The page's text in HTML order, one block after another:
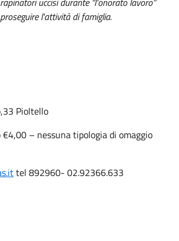
l'attività di famiglia.
Pioltello
€4,00 – nessuna tipologia di omaggio
tel 892960- 02.92366.633